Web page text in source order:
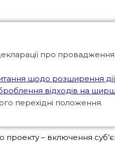
про
щодо розширення
відходів на
перехідні положення.
– включення